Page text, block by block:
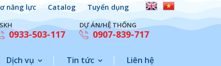
năng lực Catalog Tuyển dụng
0933-503-117
DỰ ÁN/HỆ THỐNG
0907-839-717
Dịch vụ Tin tức Liên hệ